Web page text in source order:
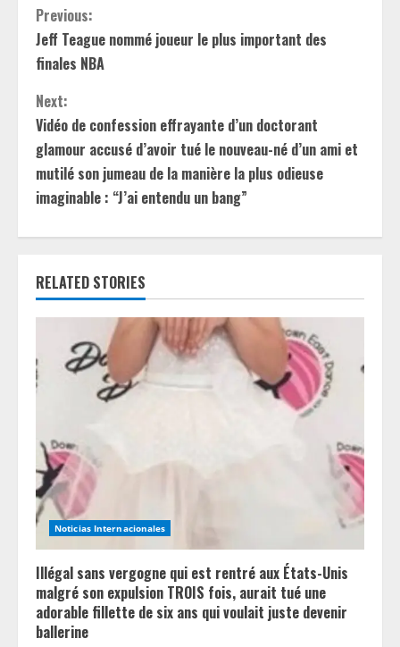
C
o
n
t
i
n
u
e
R
e
a
d
i
n
g
Previous:
Jeff Teague nommé joueur le plus important des
finales NBA
Next:
Vidéo de confession effrayante d’un doctorant
glamour accusé d’avoir tué le nouveau-né d’un ami et
mutilé son jumeau de la manière la plus odieuse
imaginable : “J’ai entendu un bang”
RELATED STORIES
Noticias Internacionales
Illégal sans vergogne qui est rentré aux États-Unis
malgré son expulsion TROIS fois, aurait tué une
adorable fillette de six ans qui voulait juste devenir
ballerine